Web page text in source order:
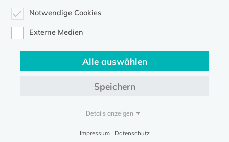
Diese Seite gehört zum Portalkirche-mv.de
Evangelische Kirche in Mecklenburg-Vorpommern © 2026
Notwendige Cookies
Externe Medien
Alle auswählen
Speichern
Details anzeigen
Impressum | Datenschutz